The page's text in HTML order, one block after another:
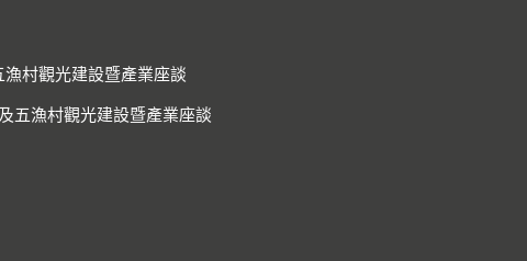
村觀光建設暨產業座談
五漁村觀光建設暨產業座談